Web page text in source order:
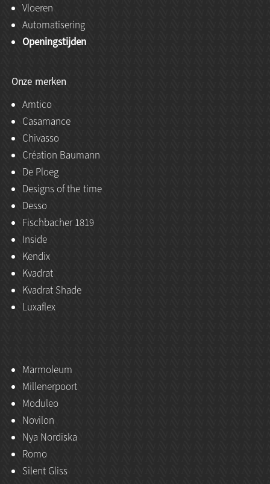
Vloeren
Automatisering
Openingstijden
Onze merken
Amtico
Casamance
Chivasso
Création Baumann
De Ploeg
Designs of the time
Desso
Fischbacher 1819
Inside
Kendix
Kvadrat
Kvadrat Shade
Luxaflex
Marmoleum
Millenerpoort
Moduleo
Novilon
Nya Nordiska
Romo
Silent Gliss